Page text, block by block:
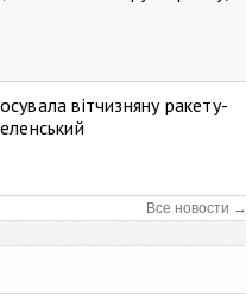
вітчизняну ракету-
Все новости →